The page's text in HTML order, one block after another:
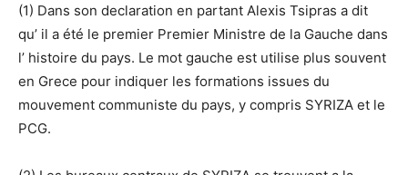
(1) Dans son declaration en partant Alexis Tsipras a dit
qu’ il a été le premier Premier Ministre de la Gauche dans
l’ histoire du pays. Le mot gauche est utilise plus souvent
en Grece pour indiquer les formations issues du
mouvement communiste du pays, y compris SYRIZA et le
PCG.